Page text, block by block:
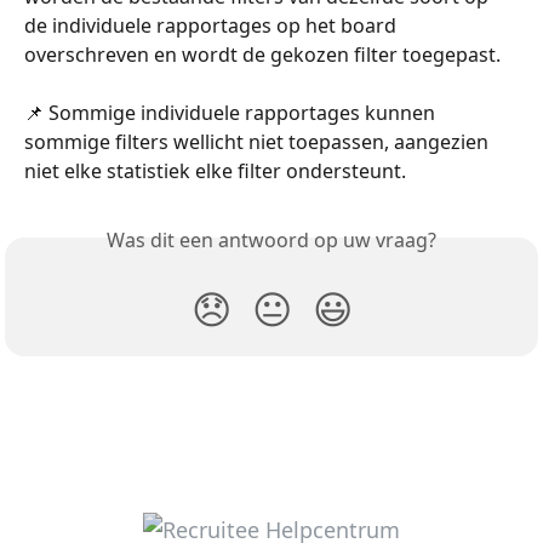
de individuele rapportages op het board
overschreven en wordt de gekozen filter toegepast.
📌 Sommige individuele rapportages kunnen
sommige filters wellicht niet toepassen, aangezien
niet elke statistiek elke filter ondersteunt.
Was dit een antwoord op uw vraag?
😞 😐 😃